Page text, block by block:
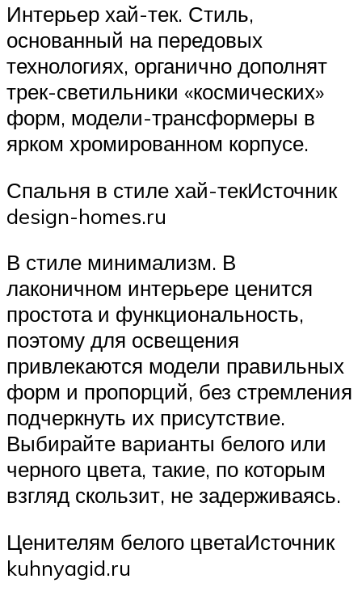
Интерьер хай-тек. Стиль,
основанный на передовых
технологиях, органично дополнят
трек-светильники «космических»
форм, модели-трансформеры в
ярком хромированном корпусе.
Спальня в стиле хай-текИсточник
design-homes.ru
В стиле минимализм. В
лаконичном интерьере ценится
простота и функциональность,
поэтому для освещения
привлекаются модели правильных
форм и пропорций, без стремления
подчеркнуть их присутствие.
Выбирайте варианты белого или
черного цвета, такие, по которым
взгляд скользит, не задерживаясь.
Ценителям белого цветаИсточник
kuhnyagid.ru